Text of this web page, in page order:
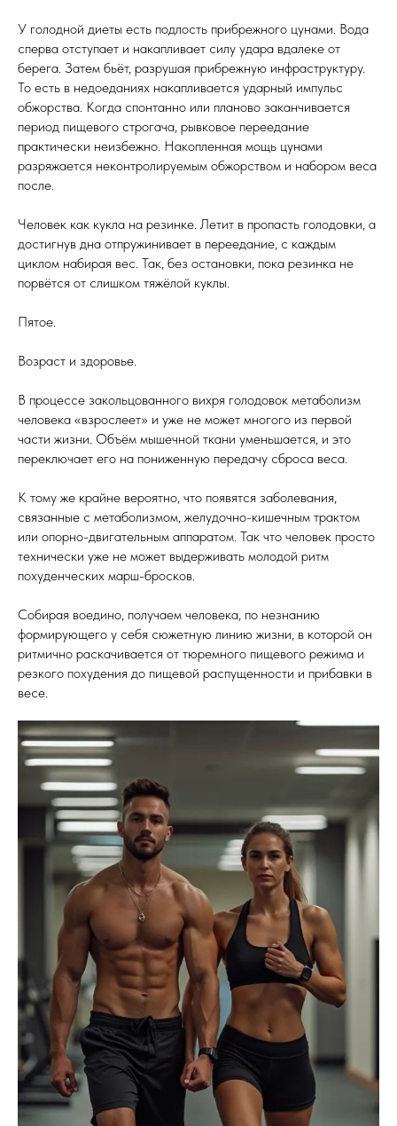
У голодной диеты есть подлость прибрежного цунами. Вода
сперва отступает и накапливает силу удара вдалеке от
берега. Затем бьёт, разрушая прибрежную инфраструктуру.
То есть в недоеданиях накапливается ударный импульс
обжорства. Когда спонтанно или планово заканчивается
период пищевого строгача, рывковое переедание
практически неизбежно. Накопленная мощь цунами
разряжается неконтролируемым обжорством и набором веса
после.
Человек как кукла на резинке. Летит в пропасть голодовки, а
достигнув дна отпружинивает в переедание, с каждым
циклом набирая вес. Так, без остановки, пока резинка не
порвётся от слишком тяжёлой куклы.
Пятое.
Возраст и здоровье.
В процессе закольцованного вихря голодовок метаболизм
человека «взрослеет» и уже не может многого из первой
части жизни. Объём мышечной ткани уменьшается, и это
переключает его на пониженную передачу сброса веса.
К тому же крайне вероятно, что появятся заболевания,
связанные с метаболизмом, желудочно-кишечным трактом
или опорно-двигательным аппаратом. Так что человек просто
технически уже не может выдерживать молодой ритм
похуденческих марш-бросков.
Собирая воедино, получаем человека, по незнанию
формирующего у себя сюжетную линию жизни, в которой он
ритмично раскачивается от тюремного пищевого режима и
резкого похудения до пищевой распущенности и прибавки в
весе.